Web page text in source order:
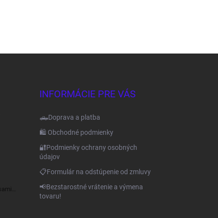
INFORMÁCIE PRE VÁS
🛻Doprava a platba
🛍️ Obchodné podmienky
🔐Podmienky ochrany osobných
údajov
📋Formulár na odstúpenie od zmluvy
📢Bezstarostné vrátenie a výmena
tovaru!